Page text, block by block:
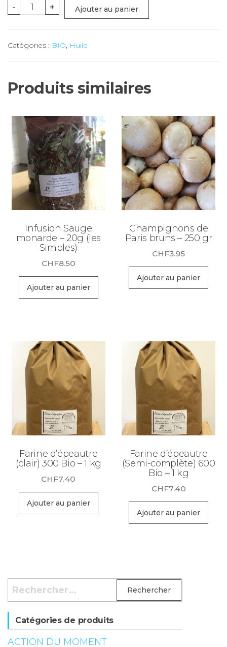
-
quantité
COLZA
Noyer/Suchy)
50
cl
+ Ajouter au panier
Catégories : BIO, Huile
Produits similaires
Infusion Sauge
monarde – 20g (les
Simples)
CHF8.50
Ajouter au panier
Champignons de
Paris bruns – 250 gr
CHF3.95
Ajouter au panier
Farine d’épeautre
(clair) 300 Bio – 1 kg
CHF7.40
Ajouter au panier
Farine d’épeautre
(Semi-complète) 600
Bio – 1 kg
CHF7.40
Ajouter au panier
Rechercher :
Catégories de produits
ACTION DU MOMENT